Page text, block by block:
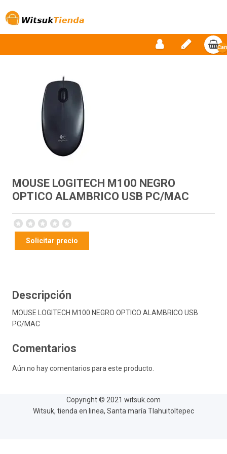
MOUSE LOGITECH M100 NEGRO
OPTICO ALAMBRICO USB PC/MAC
Solicitar precio
Descripción
MOUSE LOGITECH M100 NEGRO OPTICO ALAMBRICO USB
PC/MAC
Comentarios
Aún no hay comentarios para este producto.
Copyright © 2021 witsuk.com
Witsuk, tienda en linea, Santa maría Tlahuitoltepec